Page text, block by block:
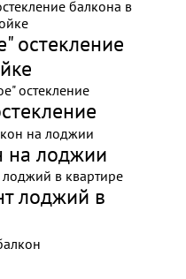
остекление
на лоджии
лоджий в